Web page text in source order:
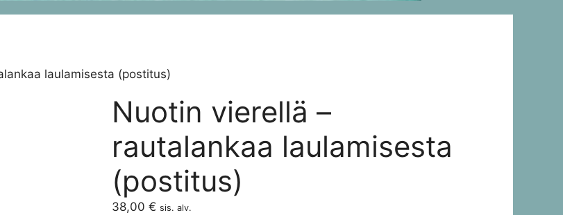
laulamisesta (postitus)
Nuotin vierellä –
rautalankaa laulamisesta
(postitus)
38,00€ sis. alv.